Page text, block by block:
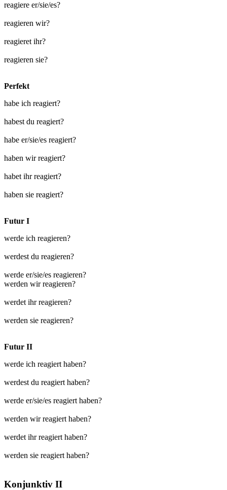
reagiere er/sie/es?
reagieren wir?
reagieret ihr?
reagieren sie?
Perfekt
habe ich reagiert?
habest du reagiert?
habe er/sie/es reagiert?
haben wir reagiert?
habet ihr reagiert?
haben sie reagiert?
Futur I
werde ich reagieren?
werdest du reagieren?
werde er/sie/es reagieren?
werden wir reagieren?
werdet ihr reagieren?
werden sie reagieren?
Futur II
werde ich reagiert haben?
werdest du reagiert haben?
werde er/sie/es reagiert haben?
werden wir reagiert haben?
werdet ihr reagiert haben?
werden sie reagiert haben?
Konjunktiv II